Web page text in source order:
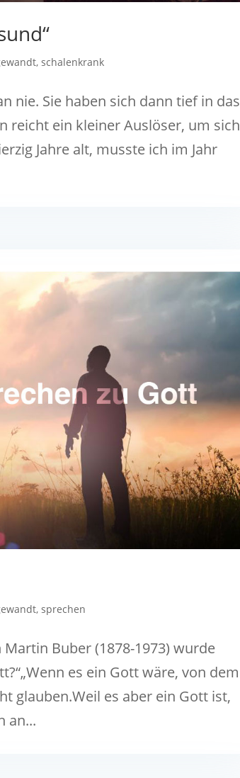
,schalenkrank
nie. Sie haben sich dann tief in das
reicht ein kleiner Auslöser, um sich
Jahre alt, musste ich im Jahr
,sprechen
Buber (1878-1973) wurde
es ein Gott wäre, von dem
glauben.Weil es aber ein Gott ist,
an...